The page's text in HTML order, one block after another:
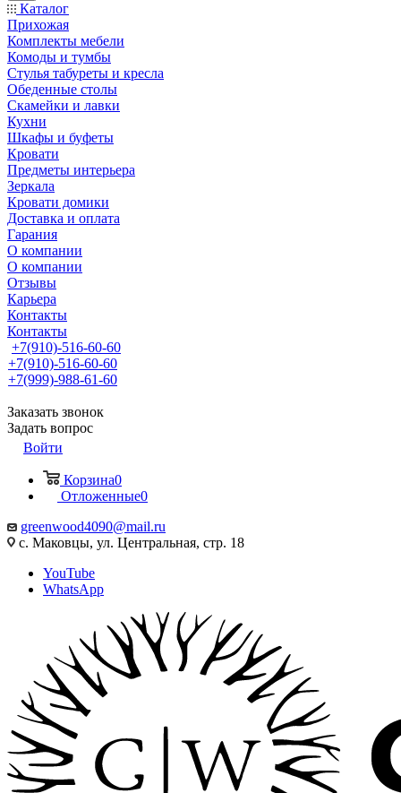
Каталог
Прихожая
Комплекты мебели
Комоды и тумбы
Стулья табуреты и кресла
Обеденные столы
Скамейки и лавки
Кухни
Шкафы и буфеты
Кровати
Предметы интерьера
Зеркала
Кровати домики
Доставка и оплата
Гарания
О компании
О компании
Отзывы
Карьера
Контакты
Контакты
+7(910)-516-60-60
+7(910)-516-60-60
+7(999)-988-61-60
Заказать звонок
Задать вопрос
Войти
Корзина0
Отложенные0
greenwood4090@mail.ru
с. Маковцы, ул. Центральная, стр. 18
YouTube
WhatsApp